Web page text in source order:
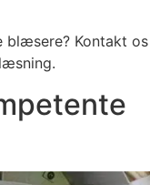
blæsere? Kontakt os